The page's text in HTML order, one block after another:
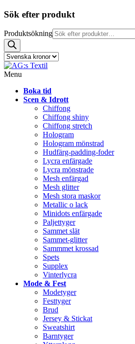
Sök efter produkt
Produktsökning
Menu
Boka tid
Scen & Idrott
Chiffong
Chiffong shiny
Chiffong stretch
Hologram
Hologram mönstrad
Hudfärg-padding-foder
Lycra enfärgade
Lycra mönstrade
Mesh enfärgad
Mesh glitter
Mesh stora maskor
Metallic o lack
Minidots enfärgade
Paljettyger
Sammet slät
Sammet-glitter
Sammmet krossad
Spets
Supplex
Vinterlycra
Mode & Fest
Modetyger
Festtyger
Brud
Jersey & Stickat
Sweatshirt
Barntyger